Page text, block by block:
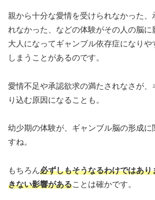
親から十分な愛情を受けられなかった、
れなかった、などの体験がその人の脳に
大人になってギャンブル依存症になりや
しまうことがあるのです。
愛情不足や承認欲求の満たされなさが、
り込む原因になることも。
幼少期の体験が、ギャンブル脳の形成に
すね。
もちろん必ずしもそうなるわけではあり
きない影響があることは確かです。